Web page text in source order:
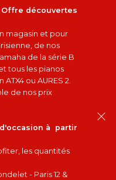
Offre découvertes
magasin et pour
de nos
de la série B
tous les pianos
ou AURES 2.
de nos prix
d'occasion à partir
les quantités
- Paris 12 &